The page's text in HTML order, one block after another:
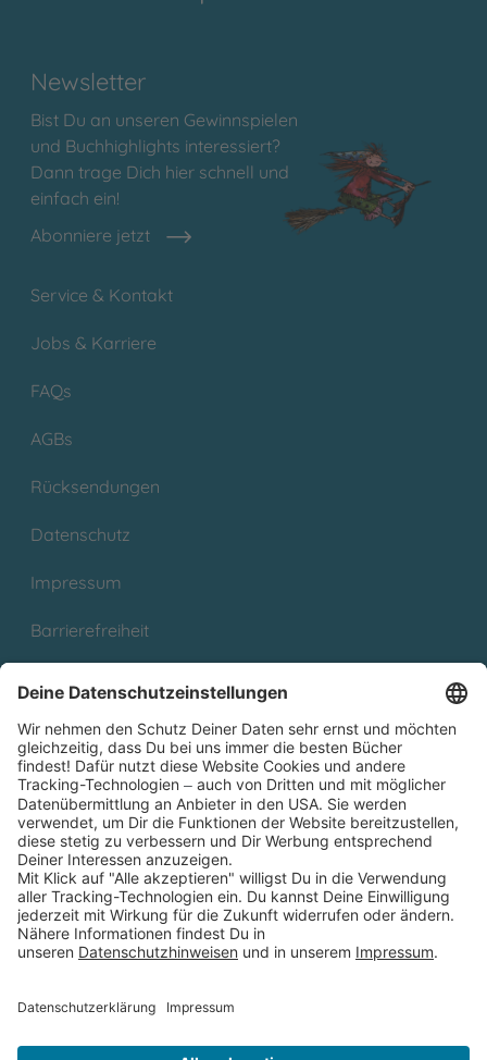
Newsletter
Bist Du an unseren Gewinnspielen
und Buchhighlights interessiert?
Dann trage Dich hier schnell und
einfach ein!
Abonniere jetzt
Service & Kontakt
Jobs & Karriere
FAQs
AGBs
Rücksendungen
Datenschutz
Impressum
Barrierefreiheit
Partnerprogramm (Affiliate)
Folge uns auf
* Versandkostenfrei ab 9,00 € Bestellwert innerhalb
Deutschlands
** Lieferzeit 1-3 Werktage innerhalb Deutschlands
Thienemann-Esslinger Verlag GmbH, Blumenstraße 36, D-70182